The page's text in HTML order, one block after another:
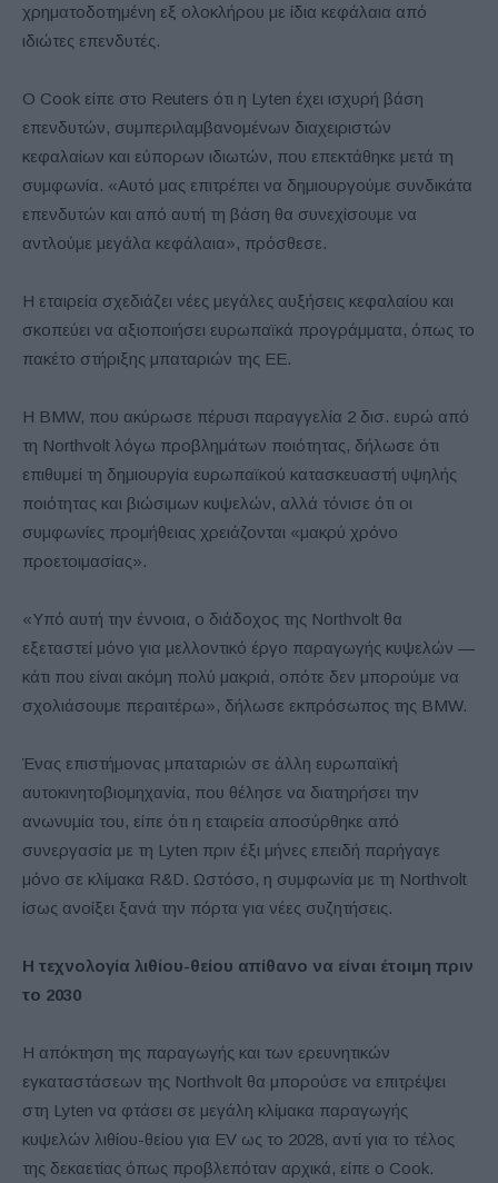
χρηματοδοτημένη εξ ολοκλήρου με ίδια κεφάλαια από
ιδιώτες επενδυτές.
Ο Cook είπε στο Reuters ότι η Lyten έχει ισχυρή βάση
επενδυτών, συμπεριλαμβανομένων διαχειριστών
κεφαλαίων και εύπορων ιδιωτών, που επεκτάθηκε μετά τη
συμφωνία. «Αυτό μας επιτρέπει να δημιουργούμε συνδικάτα
επενδυτών και από αυτή τη βάση θα συνεχίσουμε να
αντλούμε μεγάλα κεφάλαια», πρόσθεσε.
Η εταιρεία σχεδιάζει νέες μεγάλες αυξήσεις κεφαλαίου και
σκοπεύει να αξιοποιήσει ευρωπαϊκά προγράμματα, όπως το
πακέτο στήριξης μπαταριών της ΕΕ.
Η BMW, που ακύρωσε πέρυσι παραγγελία 2 δισ. ευρώ από
τη Northvolt λόγω προβλημάτων ποιότητας, δήλωσε ότι
επιθυμεί τη δημιουργία ευρωπαϊκού κατασκευαστή υψηλής
ποιότητας και βιώσιμων κυψελών, αλλά τόνισε ότι οι
συμφωνίες προμήθειας χρειάζονται «μακρύ χρόνο
προετοιμασίας».
«Υπό αυτή την έννοια, ο διάδοχος της Northvolt θα
εξεταστεί μόνο για μελλοντικό έργο παραγωγής κυψελών —
κάτι που είναι ακόμη πολύ μακριά, οπότε δεν μπορούμε να
σχολιάσουμε περαιτέρω», δήλωσε εκπρόσωπος της BMW.
Ένας επιστήμονας μπαταριών σε άλλη ευρωπαϊκή
αυτοκινητοβιομηχανία, που θέλησε να διατηρήσει την
ανωνυμία του, είπε ότι η εταιρεία αποσύρθηκε από
συνεργασία με τη Lyten πριν έξι μήνες επειδή παρήγαγε
μόνο σε κλίμακα R&D. Ωστόσο, η συμφωνία με τη Northvolt
ίσως ανοίξει ξανά την πόρτα για νέες συζητήσεις.
Η τεχνολογία λιθίου-θείου απίθανο να είναι έτοιμη πριν
το 2030
Η απόκτηση της παραγωγής και των ερευνητικών
εγκαταστάσεων της Northvolt θα μπορούσε να επιτρέψει
στη Lyten να φτάσει σε μεγάλη κλίμακα παραγωγής
κυψελών λιθίου-θείου για EV ως το 2028, αντί για το τέλος
της δεκαετίας όπως προβλεπόταν αρχικά, είπε ο Cook.